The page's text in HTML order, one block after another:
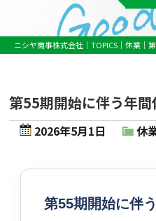
ニシヤ商事株式会社 TOPICS 休業
第55期開始に伴う年
2026年5月1日 休
第55期開始に伴